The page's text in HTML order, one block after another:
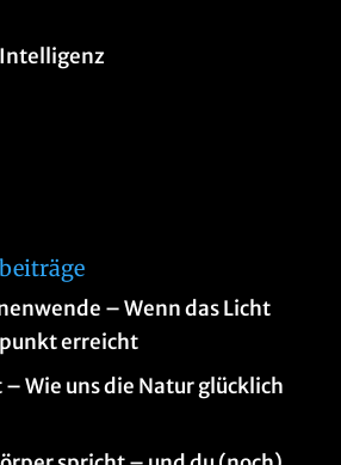
– Wenn das Licht
erreicht
Wie uns die Natur glücklich